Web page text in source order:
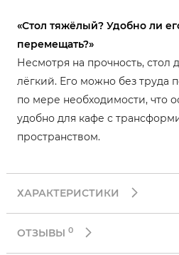
«Стол тяжёлый? Удобно ли
перемещать?»
Несмотря на прочность, стол
лёгкий. Его можно без труда
по мере необходимости, что
удобно для кафе с
пространством.
ХАРАКТЕРИСТИКИ
ОТЗЫВЫ 0